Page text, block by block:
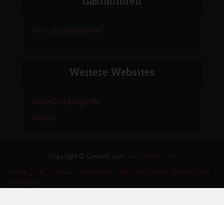
Infos für Gastautoren
Weitere Websites
NexaIQ.AI Ki-Agentur
Verytel
Copyright © Content von Text-Center.com.
awantego.de
Partner Downloads Jobs Disclaimer
Datenschutz
Impressum